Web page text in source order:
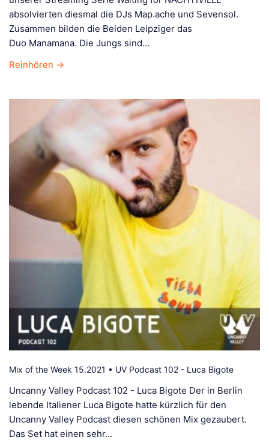
absolvierten diesmal die DJs Map.ache und Sevensol.
Zusammen bilden die Beiden Leipziger das
Duo Manamana. Die Jungs sind...
Reinhören →
Mix of the Week 15.2021 • UV Podcast 102 - Luca Bigote
Uncanny Valley Podcast 102 - Luca Bigote Der in Berlin
lebende Italiener Luca Bigote hatte kürzlich für den
Uncanny Valley Podcast diesen schönen Mix gezaubert.
Das Set hat einen sehr...